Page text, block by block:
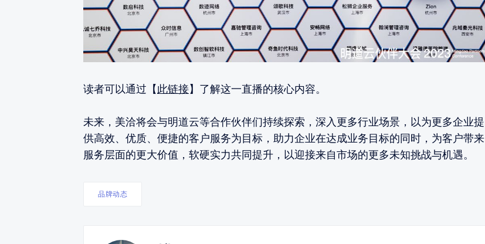
读者可以通过【此链接】了解这一直播的核心内容。
未来，美洽将会与明道云等合作伙伴们持续探索，深入更多行业场景，以为更多企业提
供高效、优质、便捷的客户服务为目标，助力企业在达成业务目标的同时，为客户带来
服务层面的更大价值，软硬实力共同提升，以迎接来自市场的更多未知挑战与机遇。
品牌动态